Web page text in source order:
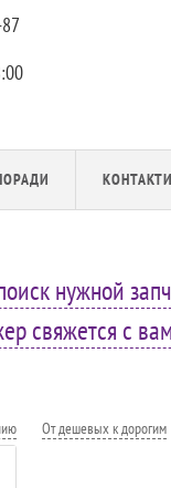
нужной
свяжется с
От дешевых к дорогим